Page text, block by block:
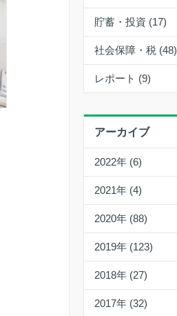
貯蓄・投資 (17)
社会保障・税 (48)
レポート (9)
アーカイブ
2022年 (6)
2021年 (4)
2020年 (88)
2019年 (123)
2018年 (27)
2017年 (32)